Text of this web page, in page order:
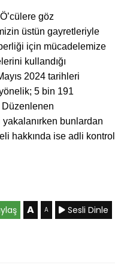
göz
üstün gayretleriyle
için mücadelemize
kullandığı
2024 tarihleri
5 bin 191
bunlardan
hakkında ise adli kontrol
A A Sesli Dinle